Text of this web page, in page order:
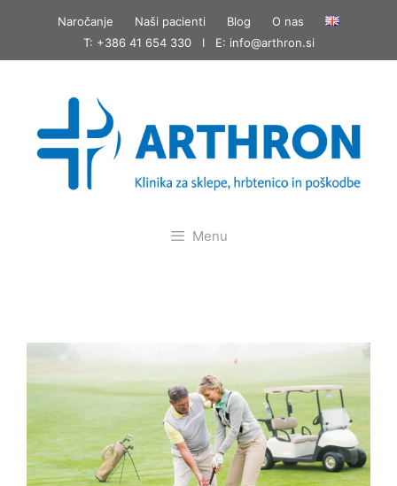
Naročanje Naši pacienti Blog
O nas
T: +386 41 654 330 I E: info@arthron.si
Menu